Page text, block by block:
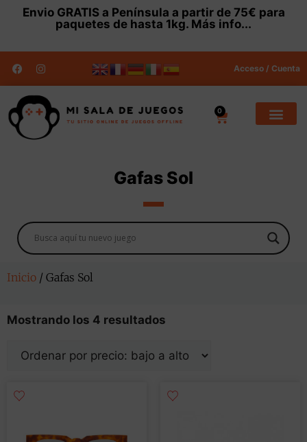
Envio GRATISa Península a partir de 75€ para
paquetes de hasta 1kg. Más info...
Acceso / Cuenta
0
Gafas Sol
Inicio / Gafas Sol
Mostrando los 4 resultados